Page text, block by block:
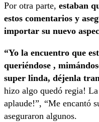
Por otra parte, estaban
estos comentarios y
importar su nuevo
“Yo la encuentro que
queriéndose ,
super linda, déjenla
hizo algo quedó regia!
aplaude!”, “Me encantó
aseguraron algunos.